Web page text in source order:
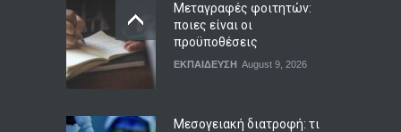
Μεταγραφές φοιτητών:
ποιες είναι οι
προϋποθέσεις
ΕΚΠΑΙΔΕΥΣΗ August 9, 2026
Μεσογειακή διατροφή: τι